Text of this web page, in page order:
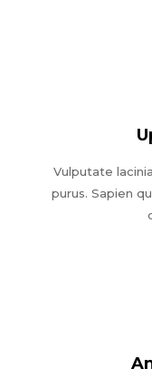
Vulputate
purus. Sapien